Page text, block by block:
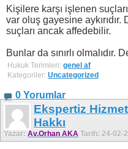
Kişilere karşı işlenen
var oluş gayesine
suçları ancak affedebilir.
Bunlar da sınırlı olmalıdır.
Hukuk Terimleri: genel af
Kategoriler: Uncategorized
0 Yorumlar
Ekspertiz
Hakkı
Yazar: Av.Orhan AKA Tarih: 24-02-